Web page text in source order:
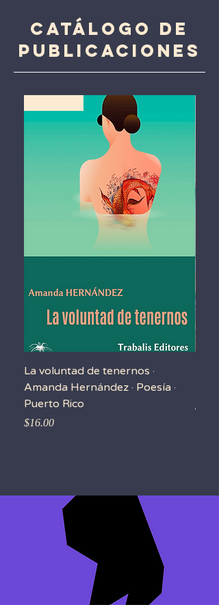
Catálogo de
publicaciones
La voluntad de tenernos ·
Amanda Hernández · Poesía ·
Puerto Rico
Precio
$16.00
Precio
$18.00